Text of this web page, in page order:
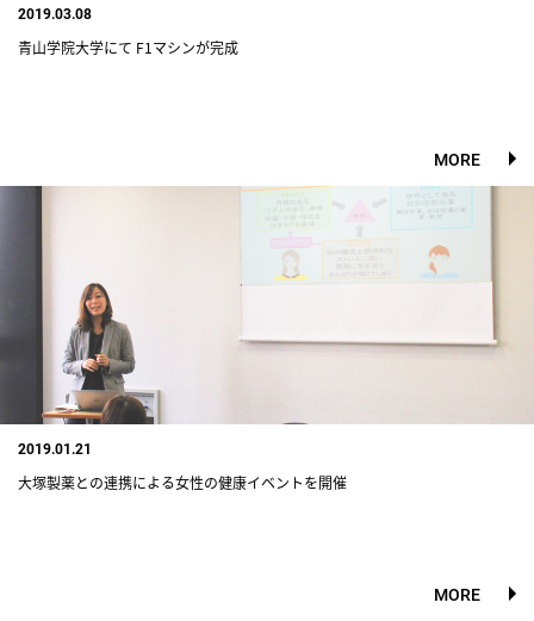
2019.03.08
青山学院大学にて F1マシンが完成
MORE
2019.01.21
大塚製薬との連携による女性の健康イベントを開催
MORE